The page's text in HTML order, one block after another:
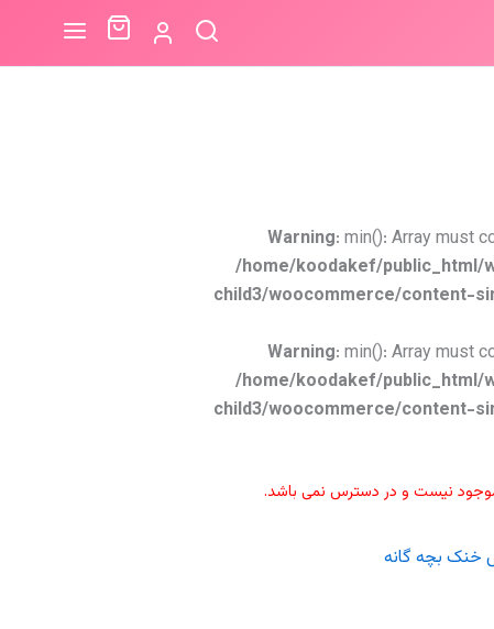
Warning: min(): Array must
/home/koodakef/
child3/woocommerce/content-
Warning: min(): Array must
/home/koodakef/
child3/woocommerce/content-
نیست و در دسترس نمی باشد.
خنک بچه گانه